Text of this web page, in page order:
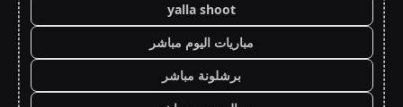
yalla shoot
مباريات اليوم مباشر
برشلونة مباشر